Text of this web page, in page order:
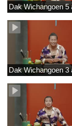
Dak Wichangoen 5
Dak Wichangoen 3